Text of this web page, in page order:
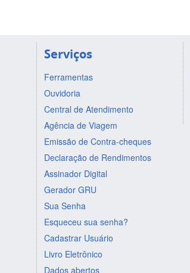
Serviços
Ferramentas
Ouvidoria
Central de Atendimento
Agência de Viagem
Emissão de Contra-cheques
Declaração de Rendimentos
Assinador Digital
Gerador GRU
Sua Senha
Esqueceu sua senha?
Cadastrar Usuário
Livro Eletrônico
Dados abertos